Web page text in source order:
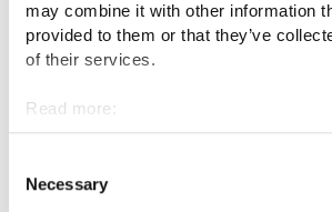
may combine it with other information
provided to them or that they’ve
of their services.
Read more:
Cookies
Selection
Necessary
Etelä-Hämeen työllisyysalueen
työttömien työnhakijoiden määrä on
prosenttia vuoden aikana: heitä oli 308
työttömiä työnhakijoita oli syyskuussa 14
ja Lopella yksi henkilö vähemmän kuin